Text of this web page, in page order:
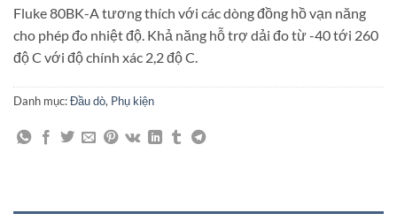
Fluke 80BK-A tương thích với các dòng đồng hồ vạn năng
cho phép đo nhiệt độ. Khả năng hỗ trợ dải đo từ -40 tới 260
độ C với độ chính xác 2,2 độ C.
Danh mục:Đầu dò, Phụ kiện